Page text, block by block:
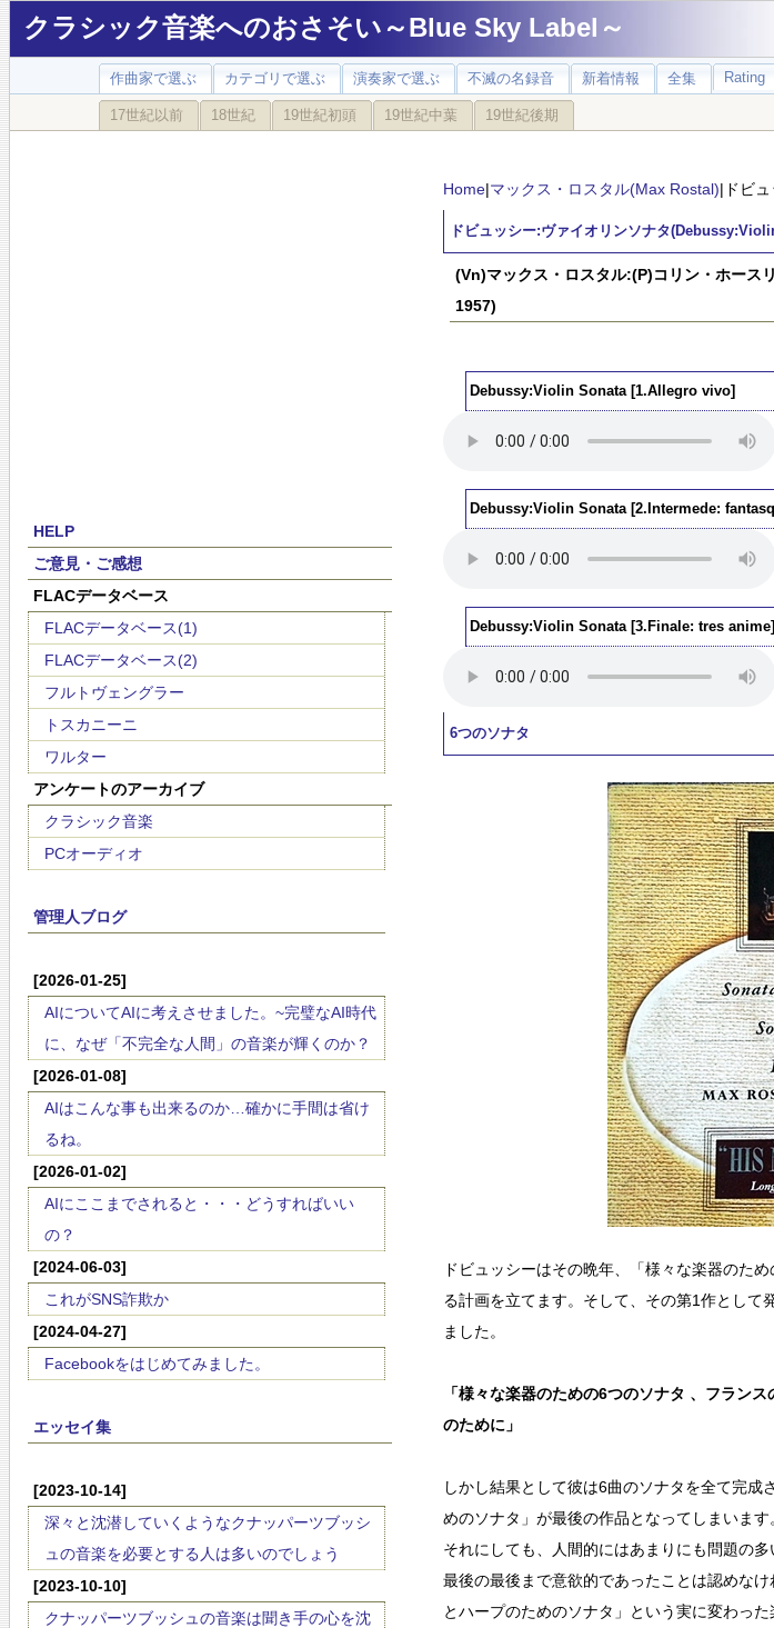
クラシック音楽へのおさそい～Blue Sky Label～
作曲家で選ぶ カテゴリで選ぶ 演奏家で選ぶ 不滅の名録音 新着情報 全集 Rating
17世紀以前 18世紀 19世紀初頭 19世紀中葉 19世紀後期
HELP
ご意見・ご感想
FLACデータベース
FLACデータベース(1)
FLACデータベース(2)
フルトヴェングラー
トスカニーニ
ワルター
アンケートのアーカイブ
クラシック音楽
PCオーディオ
管理人ブログ
[2026-01-25]
AIについてAIに考えさせました。~完璧なAI時代
に、なぜ「不完全な人間」の音楽が輝くのか？
[2026-01-08]
AIはこんな事も出来るのか…確かに手間は省け
るね。
[2026-01-02]
AIにここまでされると・・・どうすればいい
の？
[2024-06-03]
これがSNS詐欺か
[2024-04-27]
Facebookをはじめてみました。
エッセイ集
[2023-10-14]
深々と沈潜していくようなクナッパーツブッシ
ュの音楽を必要とする人は多いのでしょう
[2023-10-10]
クナッパーツブッシュの音楽は聞き手の心を沈
Home|マックス・ロスタル(Max Rostal)|ドビ
ドビュッシー:ヴァイオリンソナタ
(Vn)マックス・ロスタル:(P)コリン・ホー
1957)
Debussy:Violin Sonata [1.Allegro vivo]
Debussy:Violin Sonata [2.Intermede:
Debussy:Violin Sonata [3.Finale: tres anime]
6つのソナタ
ドビュッシーはその晩年、「様々な楽器のた
る計画を立てます。そして、その第1作として
ました。
「様々な楽器のための6つのソナタ 、フラン
のために」
しかし結果として彼は6曲のソナタを全て完
めのソナタ」が最後の作品となってしまいます
それにしても、人間的にはあまりにも問題の
最後の最後まで意欲的であったことは認めな
とハープのためのソナタ」という実に変わっ